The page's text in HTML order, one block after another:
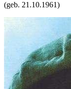
(geb. 21.10.1961)